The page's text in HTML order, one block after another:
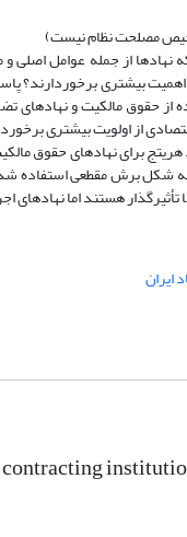
مصلحت نظام نیست)
از جمله عوامل
بیشتری برخوردارند؟
از حقوق مالکیت و نهادهای
از اولویت بیشتری
هریتج برای نهادهای حقوق
به شکل برش مقطعی
هستند اما
ایران